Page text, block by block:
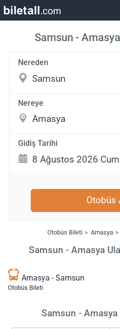
Samsun -
Nereden
Nereye
Gidiş Tarihi
Otobüs
Otobüs Bileti Amasya
Samsun - Amasya
Amasya - Samsun
Otobüs Bileti
Samsun -